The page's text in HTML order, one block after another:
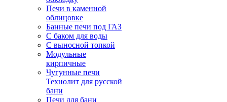
Печи в каменной
облицовке
Банные печи под ГАЗ
С баком для воды
С выносной топкой
Модульные
кирпичные
Чугунные печи
Технолит для русской
бани
Печи для бани